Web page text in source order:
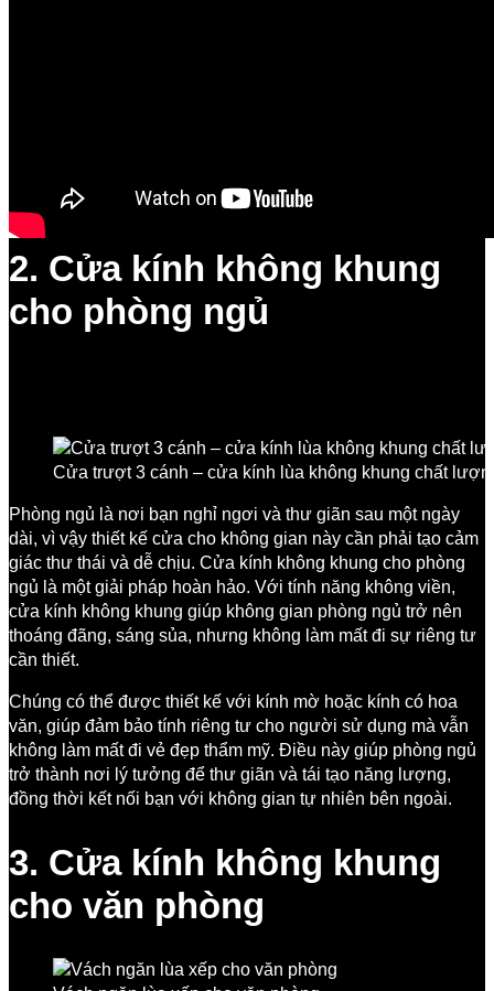
2. Cửa kính không khung
cho phòng ngủ
Cửa trượt 3 cánh – cửa kính lùa không khung chất
Phòng ngủ là nơi bạn nghỉ ngơi và thư giãn sau một ngày
dài, vì vậy thiết kế cửa cho không gian này cần phải tạo cảm
giác thư thái và dễ chịu. Cửa kính không khung cho phòng
ngủ là một giải pháp hoàn hảo. Với tính năng không viền,
cửa kính không khung giúp không gian phòng ngủ trở nên
thoáng đãng, sáng sủa, nhưng không làm mất đi sự riêng tư
cần thiết.
Chúng có thể được thiết kế với kính mờ hoặc kính có hoa
văn, giúp đảm bảo tính riêng tư cho người sử dụng mà vẫn
không làm mất đi vẻ đẹp thẩm mỹ. Điều này giúp phòng ngủ
trở thành nơi lý tưởng để thư giãn và tái tạo năng lượng,
đồng thời kết nối bạn với không gian tự nhiên bên ngoài.
3. Cửa kính không khung
cho văn phòng